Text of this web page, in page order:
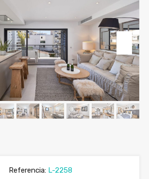
Referencia:L-2258